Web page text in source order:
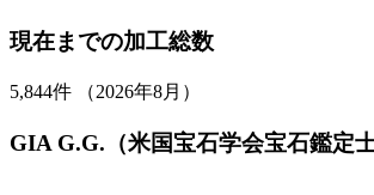
現在までの加工総数
5,844件 （2026年8月）
GIA G.G.（米国宝石学会宝石鑑定士